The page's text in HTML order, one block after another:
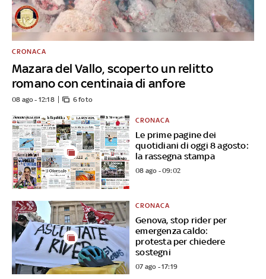
Mazara del Vallo, scoperto un relitto
romano con centinaia di anfore
CRONACA
08 ago - 12:18 6 foto
Le prime pagine dei
quotidiani di oggi 8 agosto:
la rassegna stampa
CRONACA
08 ago - 09:02
Genova, stop rider per
emergenza caldo:
protesta per chiedere
sostegni
CRONACA
07 ago - 17:19